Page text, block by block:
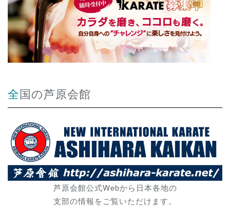
全国の芦原会館
芦原会館公式Webから日本各地の
支部の情報をご覧いただけます。